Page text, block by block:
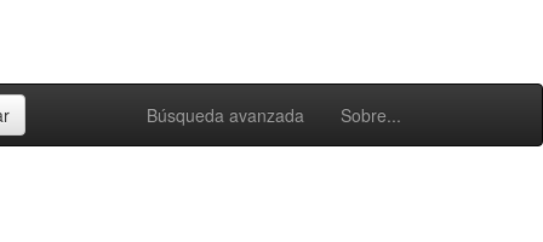
Búsqueda avanzada Sobre...